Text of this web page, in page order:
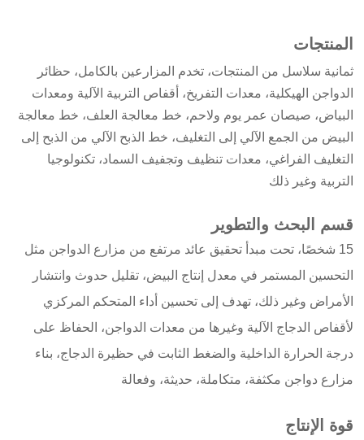
المنتجات
ثمانية سلاسل من المنتجات، تخدم المزارعين بالكامل، حظائر
الدواجن الهيكلية، معدات التفريخ، أقفاص التربية الآلية ومعدات
البياض، صيصان عمر يوم ولاحم، خط معالجة العلف، خط معالجة
البيض من الجمع الآلي إلى التغليف، خط الذبح الآلي من الذبح إلى
التغليف الفراغي، معدات تنظيف وتجفيف السماد، تكنولوجيا
التربية وغير ذلك
قسم البحث والتطوير
15 شخصًا، تحت مبدأ تحقيق عائد مرتفع من مزارع الدواجن مثل
التحسين المستمر في معدل إنتاج البيض، تقليل حدوث وانتشار
الأمراض وغير ذلك، تهدف إلى تحسين أداء المتحكم المركزي
لأقفاص الدجاج الآلية وغيرها من معدات الدواجن، الحفاظ على
درجة الحرارة الداخلية والضغط الثابت في حظيرة الدجاج، بناء
مزارع دواجن مكثفة، متكاملة، حديثة، وفعالة
قوة الإنتاج